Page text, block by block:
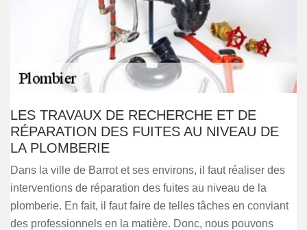
LES TRAVAUX DE RECHERCHE ET DE
RÉPARATION DES FUITES AU NIVEAU DE
LA PLOMBERIE
Dans la ville de Barrot et ses environs, il faut réaliser des
interventions de réparation des fuites au niveau de la
plomberie. En fait, il faut faire de telles tâches en conviant
des professionnels en la matière. Donc, nous pouvons